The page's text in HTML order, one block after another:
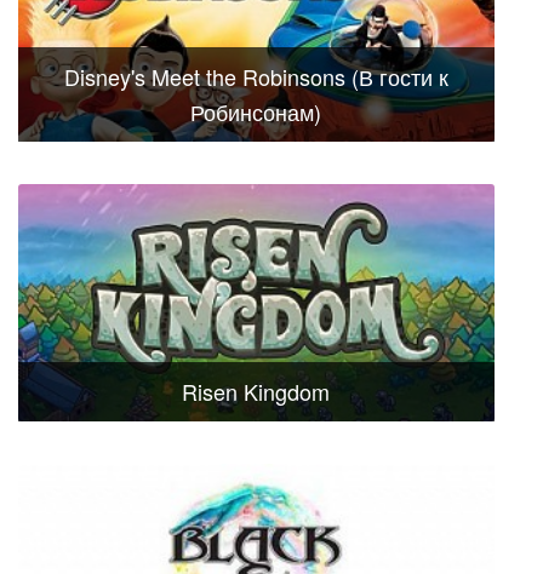
Disney's Meet the Robinsons (В гости к
Робинсонам)
Risen Kingdom